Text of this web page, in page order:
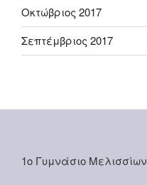
Οκτώβριος 2017
Σεπτέμβριος 2017
1ο Γυμνάσιο Μελισσίων